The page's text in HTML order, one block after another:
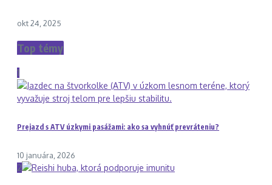
okt 24, 2025
Top témy
1
Prejazd s ATV úzkymi pasážami: ako sa vyhnúť prevráteniu?
10 januára, 2026
2